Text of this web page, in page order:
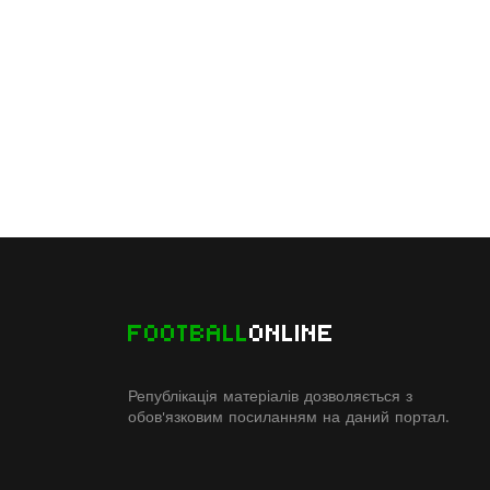
FOOTBALLONLINE
Републікація матеріалів дозволяється з
обов'язковим посиланням на даний портал.